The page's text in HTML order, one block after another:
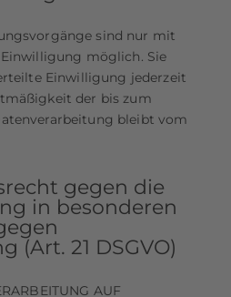
sind nur mit
möglich. Sie
Einwilligung jederzeit
der bis zum
bleibt vom
gegen die
in besonderen
(Art. 21 DSGVO)
AUF